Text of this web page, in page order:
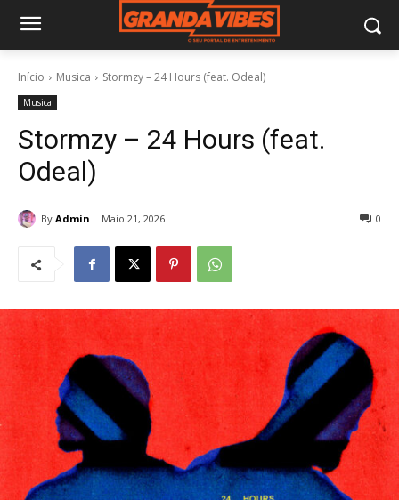
Início Musica Stormzy – 24 Hours (feat. Odeal)
Musica
Stormzy – 24 Hours (feat.
Odeal)
By Admin Maio 21, 2026 0